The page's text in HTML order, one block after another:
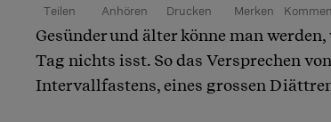
Teilen Anhören Drucken Merken
Artikel teilen
Gesünder und älter könne man
Tag nichts isst. So das Versprechen
Intervallfastens, eines grossen